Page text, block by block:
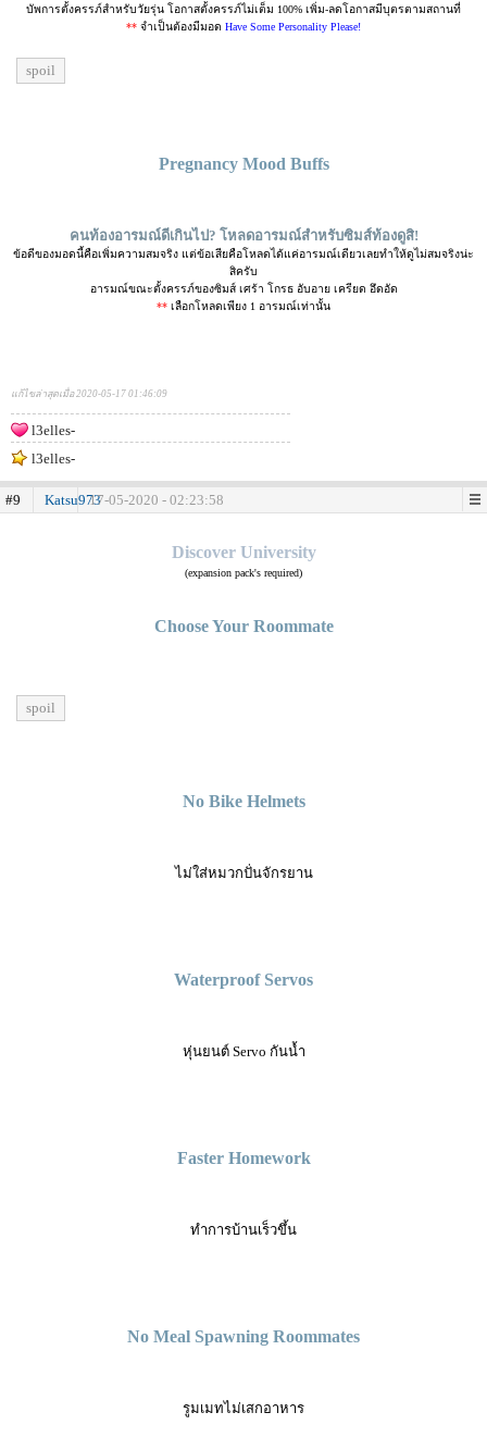
บัพการตั้งครรภ์สำหรับวัยรุ่น โอกาสตั้งครรภ์ไม่เต็ม 100% เพิ่ม-ลดโอกาสมีบุตรตามสถานที่
** จำเป็นต้องมีมอด Have Some Personality Please!
spoil
Pregnancy Mood Buffs
คนท้องอารมณ์ดีเกินไป? โหลดอารมณ์สำหรับซิมส์ท้องดูสิ!
ข้อดีของมอดนี้คือเพิ่มความสมจริง แต่ข้อเสียคือโหลดได้แค่อารมณ์เดียวเลยทำให้ดูไม่สมจริงน่ะ
สิครับ
อารมณ์ขณะตั้งครรภ์ของซิมส์ เศร้า โกรธ อับอาย เครียด อึดอัด
** เลือกโหลดเพียง 1 อารมณ์เท่านั้น
แก้ไขล่าสุดเมื่อ 2020-05-17 01:46:09
l3elles-
l3elles-
#9 Katsu97317-05-2020 - 02:23:58
Discover University
(expansion pack's required)
Choose Your Roommate
spoil
No Bike Helmets
ไม่ใส่หมวกปั่นจักรยาน
Waterproof Servos
หุ่นยนต์ Servo กันน้ำ
Faster Homework
ทำการบ้านเร็วขึ้น
No Meal Spawning Roommates
รูมเมทไม่เสกอาหาร